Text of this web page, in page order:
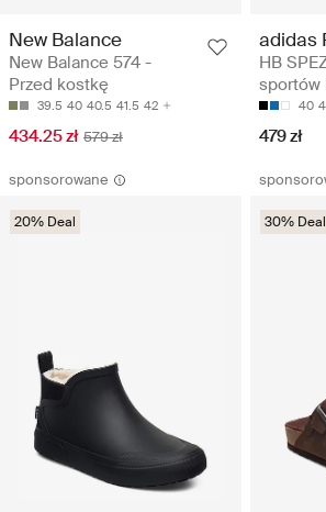
New Balance
New Balance 574 -
Przed kostkę
39.5 40 40.5 41.5 42
434.25 zł 579 zł
adidas
HB
sportów
40
479 zł
sponsorowane
20% Deal 30% Deal